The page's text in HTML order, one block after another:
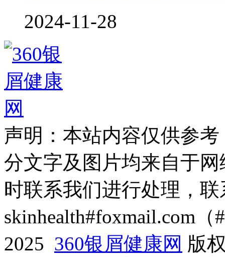
2024-11-28
声明：本站内容仅供参
分文字及图片均来自于
时联系我们进行处理，
skinhealth#foxmail.com（
2025 360银屑健康网 版